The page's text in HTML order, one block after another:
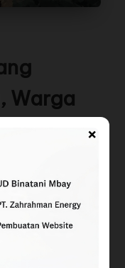
×
Warga
ARD-NEWS.COM